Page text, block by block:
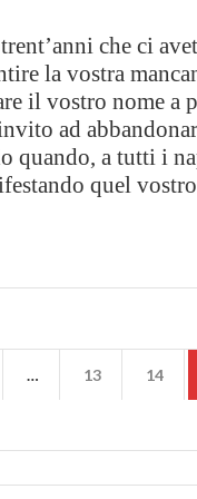
che ci
la vostra
il vostro nome a
ad
quando, a tutti i
quel
… 13 14